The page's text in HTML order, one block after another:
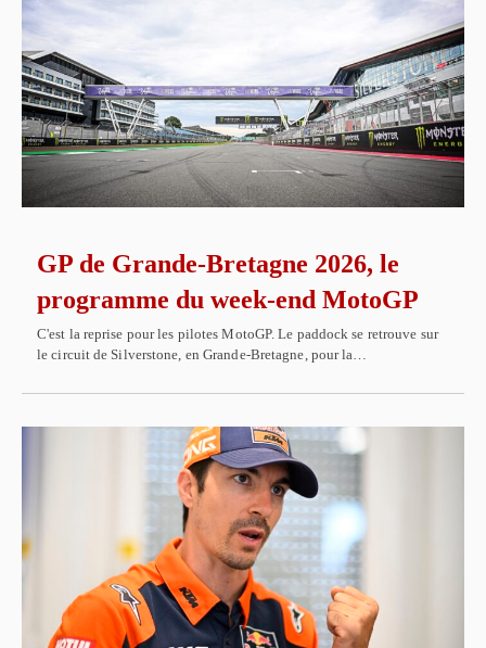
GP de Grande-Bretagne 2026, le
programme du week-end MotoGP
C'est la reprise pour les pilotes MotoGP. Le paddock se retrouve sur
le circuit de Silverstone, en Grande-Bretagne, pour la…